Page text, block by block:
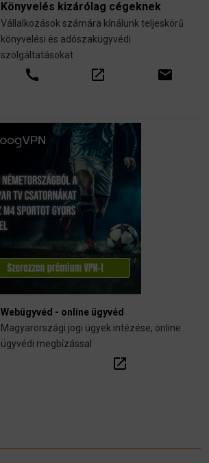
Könyvelés kizárólag cégeknek
Vállalkozások számára kínálunk teljeskörű
könyvelési és adószakügyvédi
szolgáltatásokat
call open_in_new email
Webügyvéd - online ügyvéd
Magyarországi jogi ügyek intézése, online
ügyvédi megbízással
open_in_new